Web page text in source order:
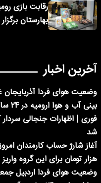
رقابت بازی
بهارستان
آخرین اخبار
بینی آب و هوا ارومیه در ۲۴ ساعت آینده + هواشناسی ارومیه
فوری | اظهارات جنجالی سردار
شد
هزار تومان برای این گروه